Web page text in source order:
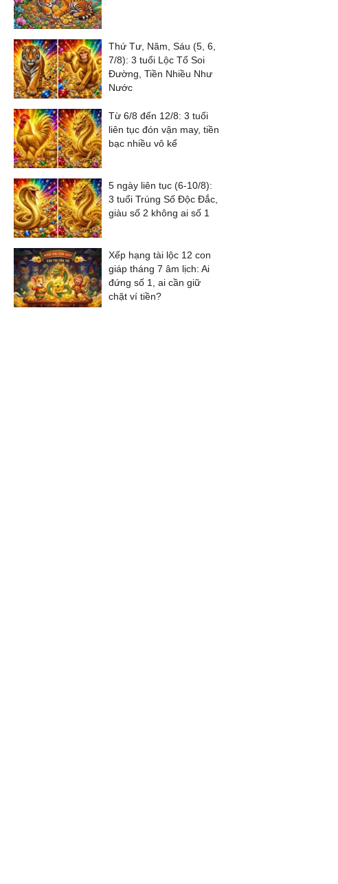
Thứ Tư, Năm, Sáu (5, 6,
7/8): 3 tuổi Lộc Tổ Soi
Đường, Tiền Nhiều Như
Nước
Từ 6/8 đến 12/8: 3 tuổi
liên tục đón vận may, tiền
bạc nhiều vô kể
5 ngày liên tục (6-10/8):
3 tuổi Trúng Số Độc Đắc,
giàu số 2 không ai số 1
Xếp hạng tài lộc 12 con
giáp tháng 7 âm lịch: Ai
đứng số 1, ai cần giữ
chặt ví tiền?